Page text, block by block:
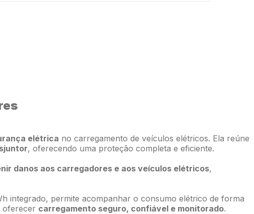
elétrica no carregamento de veículos elétricos. Ela reúne
, oferecendo uma proteção completa e eficiente.
danos aos carregadores e aos veículos elétricos,
integrado, permite acompanhar o consumo elétrico de forma
oferecer carregamento seguro, confiável e monitorado.